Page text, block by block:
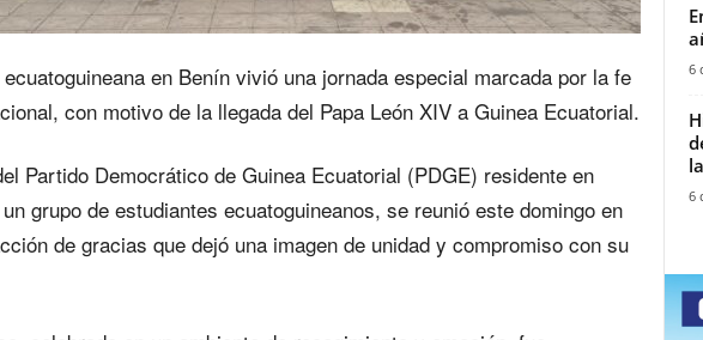
en Benín vivió una jornada especial marcada por la fe
con motivo de la llegada del Papa León XIV a Guinea Ecuatorial.
Partido Democrático de Guinea Ecuatorial (PDGE) residente en
grupo de estudiantes ecuatoguineanos, se reunió este domingo en
de gracias que dejó una imagen de unidad y compromiso con su
6
6